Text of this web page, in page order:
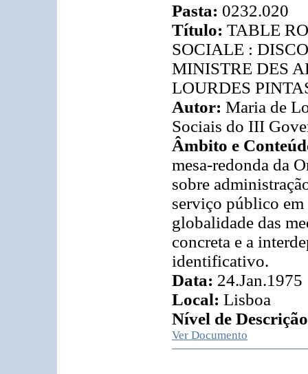
Pasta: 0232.020
Título: TABLE
SOCIALE :
MINISTRE DES
LOURDES
Autor: Maria de
Sociais do III
Âmbito e
mesa-redonda da
sobre
serviço público
globalidade das
concreta e a
identificativo.
Data: 24.Jan.1975
Local: Lisboa
Nível de
Ver Documento